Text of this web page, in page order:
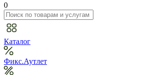
0
Каталог
Фикс.Аутлет